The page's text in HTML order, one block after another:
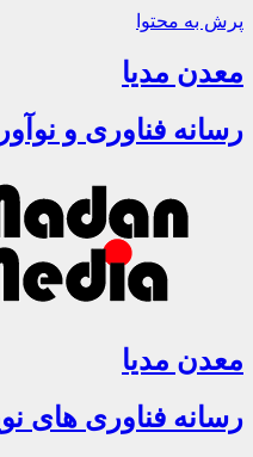
پرش به محتوا
معدن مدیا
رسانه فناوری و
معدن مدیا
رسانه فناوری های